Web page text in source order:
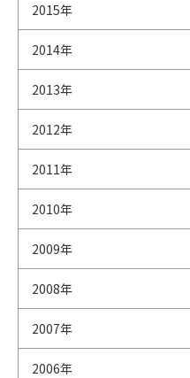
2015年
2014年
2013年
2012年
2011年
2010年
2009年
2008年
2007年
2006年